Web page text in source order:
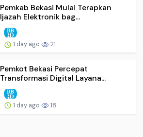
Pemkab Bekasi Mulai Terapkan
Ijazah Elektronik bag...
1 day ago 21
Pemkot Bekasi Percepat
Transformasi Digital Layana...
1 day ago 18